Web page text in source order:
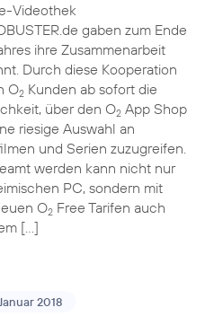
Videothek
gaben zum Ende
ihre Zusammenarbeit
Durch diese Kooperation
O2Kunden ab sofort die
über den O2App Shop
riesige Auswahl an
und Serien zuzugreifen.
werden kann nicht nur
PC, sondern mit
O2Free Tarifen auch
[…]
2018